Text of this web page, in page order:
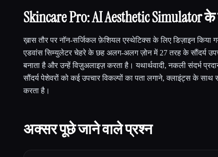
Skincare Pro: AI Aesthetic Simulator के
ख़ास तौर पर नॉन-सर्जिकल फ़ेशियल एस्थेटिक्स के लिए डिज़ाइन किया
एडवांस सिम्युलेटर चेहरे के छह अलग-अलग ज़ोन में 27 तरह के सौंदर्य
बनाता है और उन्हें विज़ुअलाइज़ करता है। यथार्थवादी, नकली संदर्भ
सौंदर्य पेशेवरों को कई उपचार विकल्पों का पता लगाने, क्लाइंट्स के
करता है।
अक्सर पूछे जाने वाले प्रश्न